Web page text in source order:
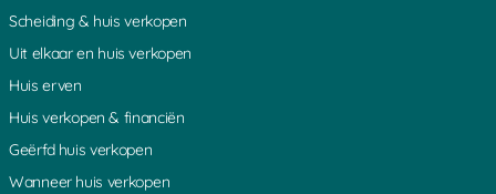
Scheiding & huis verkopen
Uit elkaar en huis verkopen
Huis erven
Huis verkopen & financiën
Geërfd huis verkopen
Wanneer huis verkopen